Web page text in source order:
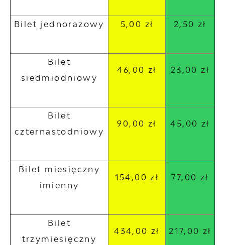
Bilet jednorazowy 5,00 zł 2,50 zł
Bilet
siedmiodniowy
46,00 zł 23,00 zł
Bilet
czternastodniowy
90,00 zł 45,00 zł
Bilet miesięczny
imienny
154,00 zł 77,00 zł
Bilet
trzymiesięczny
434,00 zł 217,00 zł